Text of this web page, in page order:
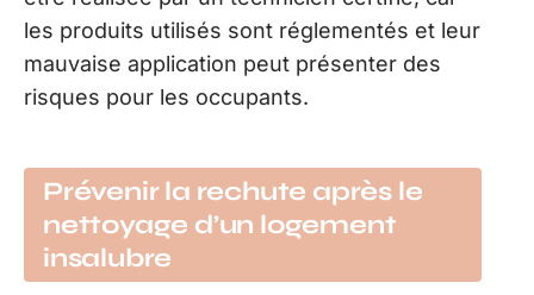
les produits utilisés sont réglementés et leur
mauvaise application peut présenter des
risques pour les occupants.
Prévenir la rechute après le
nettoyage d’un logement
insalubre